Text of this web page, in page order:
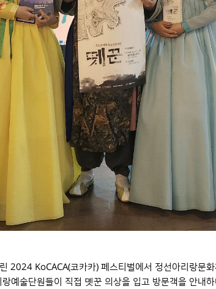
2024 KoCACA(코카카) 페스티벌에서 정선아리랑문
예술단원들이 직접 뎻꾼 의상을 입고 방문객을 안내